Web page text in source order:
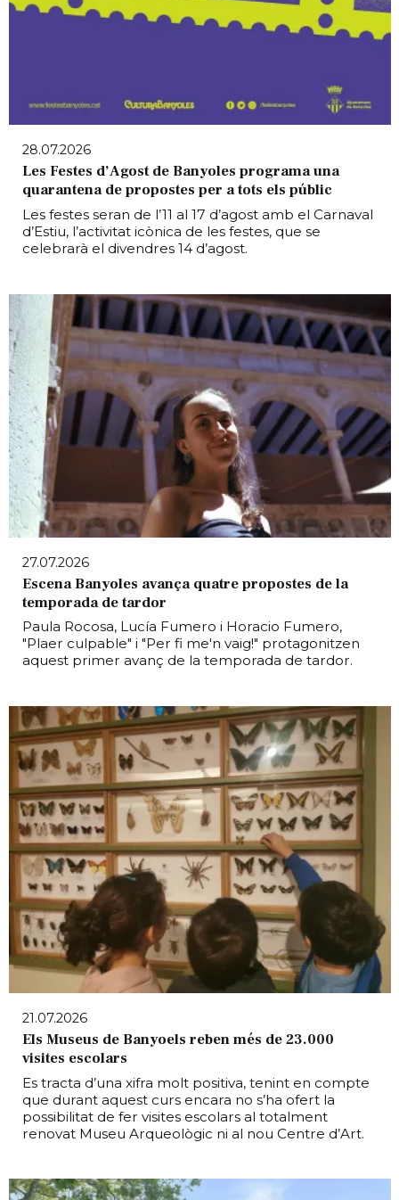
28.07.2026
Les Festes d’Agost de Banyoles programa una
quarantena de propostes per a tots els públic
Les festes seran de l’11 al 17 d’agost amb el Carnaval
d’Estiu, l’activitat icònica de les festes, que se
celebrarà el divendres 14 d’agost.
27.07.2026
Escena Banyoles avança quatre propostes de la
temporada de tardor
Paula Rocosa, Lucía Fumero i Horacio Fumero,
"Plaer culpable" i "Per fi me'n vaig!" protagonitzen
aquest primer avanç de la temporada de tardor.
21.07.2026
Els Museus de Banyoels reben més de 23.000
visites escolars
Es tracta d’una xifra molt positiva, tenint en compte
que durant aquest curs encara no s’ha ofert la
possibilitat de fer visites escolars al totalment
renovat Museu Arqueològic ni al nou Centre d’Art.